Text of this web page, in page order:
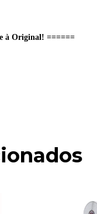
à Original! ======